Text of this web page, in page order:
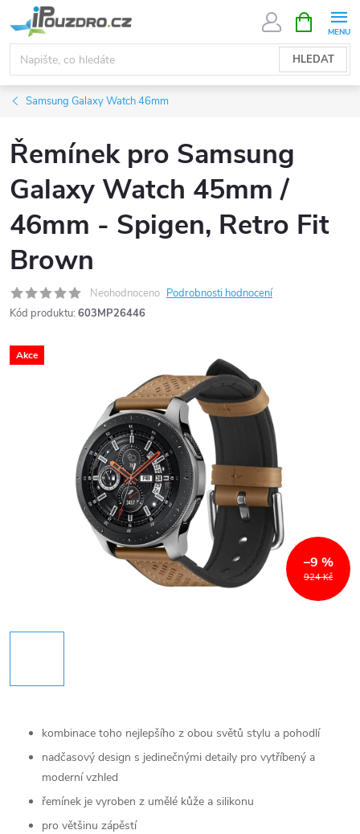
na
obsah
HLEDAT
NÁKUPNÍ
KOŠÍK
Samsung Galaxy Watch 46mm
Řemínek pro Samsung
Galaxy Watch 45mm /
46mm - Spigen, Retro Fit
Brown
Neohodnoceno Podrobnosti hodnocení
Kód produktu: 603MP26446
Akce
924 Kč
–9 %
kombinace toho nejlepšího z obou světů stylu a pohodlí
nadčasový design s jedinečnými detaily pro vytříbený a
moderní vzhled
řemínek je vyroben z umělé kůže a silikonu
pro většinu zápěstí